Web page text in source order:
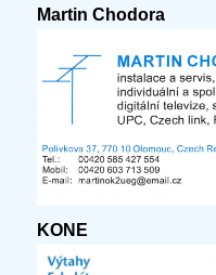
Martin Chodora
KONE